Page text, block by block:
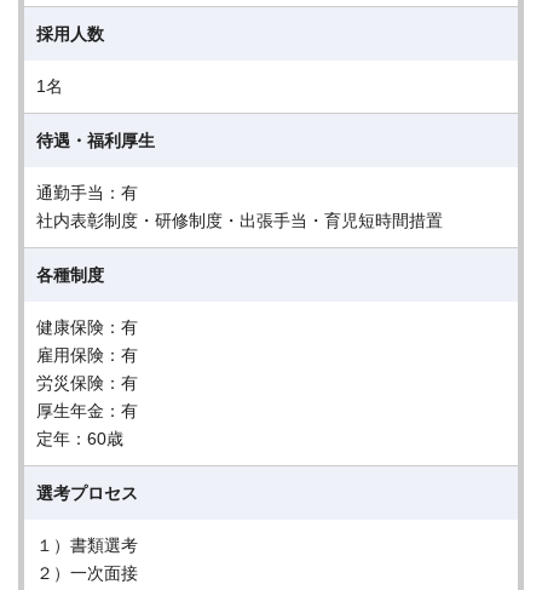
採用人数
1名
待遇・福利厚生
通勤手当：有
社内表彰制度・研修制度・出張手当・育児短時間措置
各種制度
健康保険：有
雇用保険：有
労災保険：有
厚生年金：有
定年：60歳
選考プロセス
１）書類選考
２）一次面接